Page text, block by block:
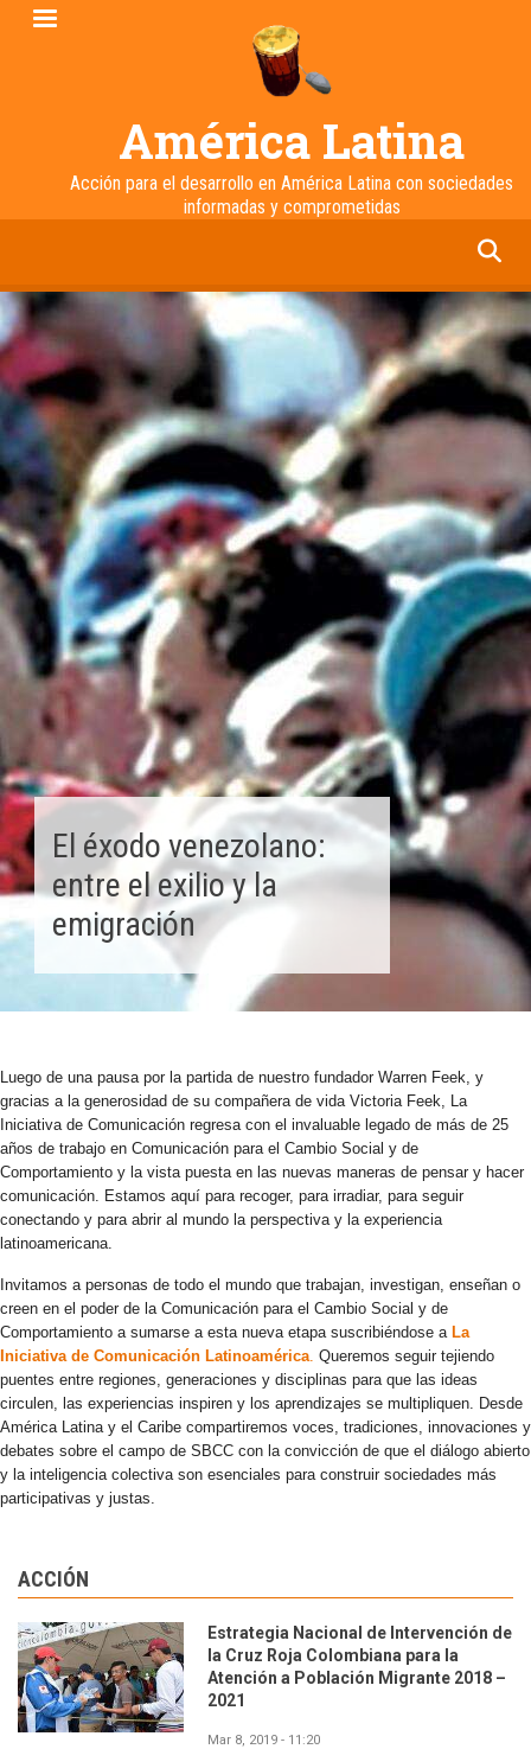
Pasar
América Latina
Acción para el desarrollo en América Latina con sociedades
informadas y comprometidas
El éxodo venezolano:
entre el exilio y la
emigración
Luego de una pausa por la partida de nuestro fundador Warren Feek, y
gracias a la generosidad de su compañera de vida Victoria Feek, La
Iniciativa de Comunicación regresa con el invaluable legado de más de 25
años de trabajo en Comunicación para el Cambio Social y de
Comportamiento y la vista puesta en las nuevas maneras de pensar y hacer
comunicación. Estamos aquí para recoger, para irradiar, para seguir
conectando y para abrir al mundo la perspectiva y la experiencia
latinoamericana.
Invitamos a personas de todo el mundo que trabajan, investigan, enseñan o
creen en el poder de la Comunicación para el Cambio Social y de
Comportamiento a sumarse a esta nueva etapa suscribiéndose a La
Iniciativa de Comunicación Latinoamérica. Queremos seguir tejiendo
puentes entre regiones, generaciones y disciplinas para que las ideas
circulen, las experiencias inspiren y los aprendizajes se multipliquen. Desde
América Latina y el Caribe compartiremos voces, tradiciones, innovaciones y
debates sobre el campo de SBCC con la convicción de que el diálogo abierto
y la inteligencia colectiva son esenciales para construir sociedades más
participativas y justas.
ACCIÓN
Estrategia Nacional de Intervención de
la Cruz Roja Colombiana para la
Atención a Población Migrante 2018 –
2021
Mar 8, 2019 - 11:20